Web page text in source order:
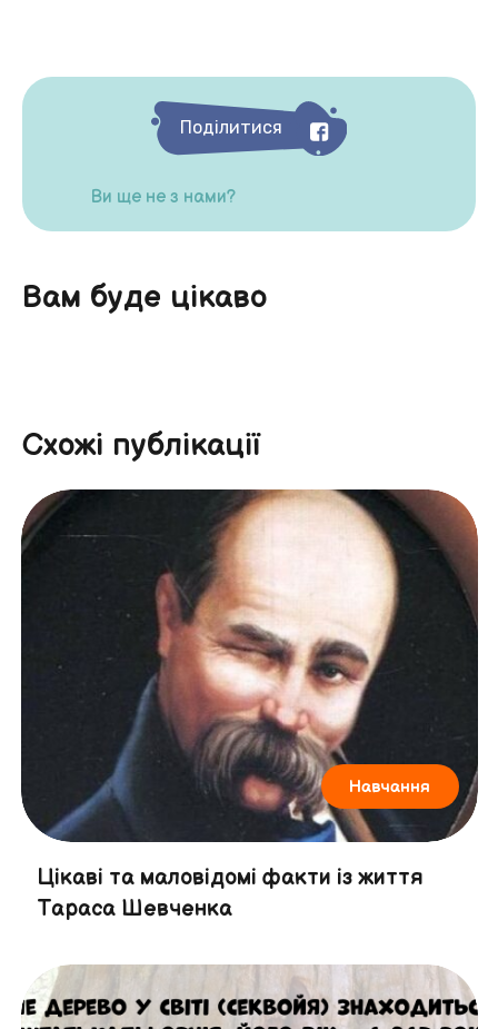
Поділитися
Ви ще не з нами?
Вам буде цікаво
Схожі публікації
Навчання
Цікаві та маловідомі факти із життя
Тараса Шевченка